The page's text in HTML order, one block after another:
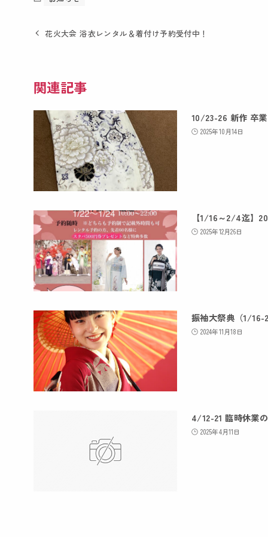
花火大会 浴衣レンタル＆着付け予約受付中！
関連記事
10/23-26 新作 卒
2025年10月14日
【1/16～2/4迄】
2025年12月26日
振袖大祭典（1/16-
2024年11月18日
4/12-21 臨時休業
2025年4月11日